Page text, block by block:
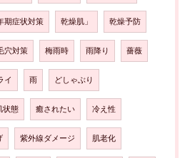
期症状対策 乾燥肌」 乾燥予防
穴対策 梅雨時 雨降り 薔薇
イ 雨 どしゃぶり
状態 癒されたい 冷え性
紫外線ダメージ 肌老化